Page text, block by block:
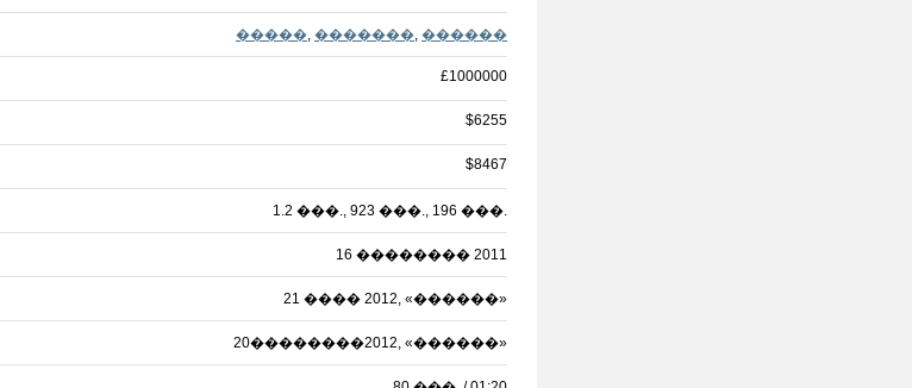
�����, �������, ������
£1000000
$6255
$8467
1.2 ���., 923 ���., 196 ���.
16 �������� 2011
21 ���� 2012, «������»
20��������2012, «������»